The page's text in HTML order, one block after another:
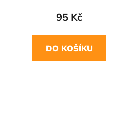
95 Kč
DO KOŠÍKU